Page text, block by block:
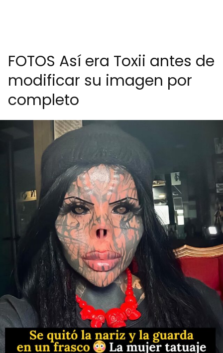
FOTOS Así era Toxii antes de
modificar su imagen por
completo